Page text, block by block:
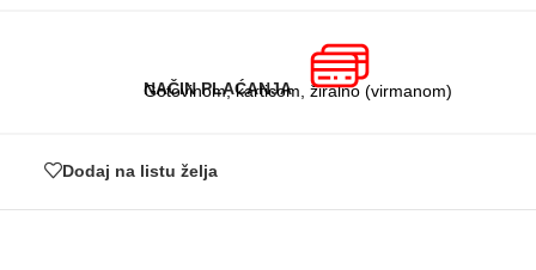
NAČIN PLAĆANJA
Gotovinom, karticom, žiralno (virmanom)
Dodaj na listu želja